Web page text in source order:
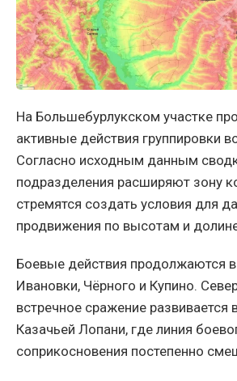
На Большебурлукском участке
активные действия группировки
Согласно исходным данным
подразделения расширяют зону
стремятся создать условия для
продвижения по высотам и
Боевые действия продолжаются
Ивановки, Чёрного и Купино.
встречное сражение развивается
Казачьей Лопани, где линия
соприкосновения постепенно